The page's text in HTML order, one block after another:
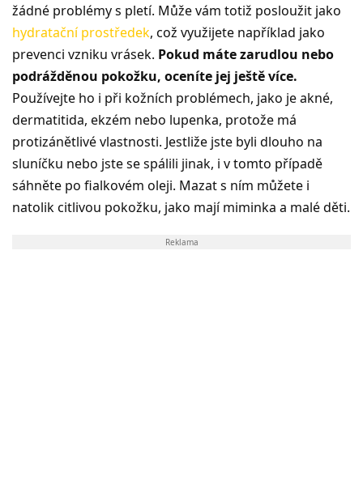
žádné problémy s pletí. Může vám totiž posloužit jako
hydratační prostředek, což využijete například jako
prevenci vzniku vrásek. Pokud máte zarudlou nebo
podrážděnou pokožku, oceníte jej ještě více.
Používejte ho i při kožních problémech, jako je akné,
dermatitida, ekzém nebo lupenka, protože má
protizánětlivé vlastnosti. Jestliže jste byli dlouho na
sluníčku nebo jste se spálili jinak, i v tomto případě
sáhněte po fialkovém oleji. Mazat s ním můžete i
natolik citlivou pokožku, jako mají miminka a malé děti.
Reklama